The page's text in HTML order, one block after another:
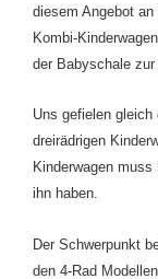
diesem Angebot
Kombi-
der Babyschale zur
Uns gefielen
dreirädrigen
Kinderwagen
ihn haben.
Der Schwerpunkt
den 4-Rad